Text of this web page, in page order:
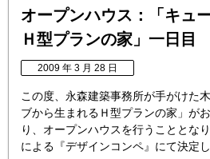
オープンハウス：「キュ
Ｈ型プランの家」一日目
2009 年 3 月 28 日
この度、永森建築事務所が手がけた
ブから生まれるＨ型プランの家」が
り、オープンハウスを行うこととな
による『デザインコンペ』にて決定